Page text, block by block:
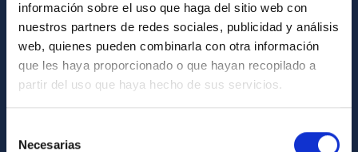
información sobre el uso que haga del sitio web con
nuestros partners de redes sociales, publicidad y análisis
web, quienes pueden combinarla con otra información
que les haya proporcionado o que hayan recopilado a
partir del uso que haya hecho de sus servicios.
Necesarias
Contacto
Cómo llegar al IAC
Directorio de personal
Biblioteca